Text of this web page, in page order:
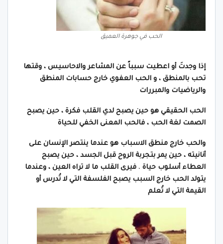
الحب في جوهرة العميق
إذا وجدتَ أو اعطيت سبباً عن المشاعر والاحاسيس ، وقتها
تحب بالمنطق ، و الحب العفوي خارج حسابات المنطق
والرياضيات والمبررات
الحب الحقيقي هو حين يصبح لدي القلب فكرة ، حين يصبح
الصمت لغة الحب ، فالحب المعنى الخفي للحياة
والحب خارج منطق الاسباب هو عندما ينتصر الإنسان على
أنانيته ، حين يمر بتجربة الروح قبل الجسد ، حين يصبح
العطاء أسلوب حياة ، فيرى القلب ما لا تراه العين ، وعندما
يتولد الحب خارج السبب يصبح الفلسفة التي لا تُدرس أو
القيمة التي لا تُعلم